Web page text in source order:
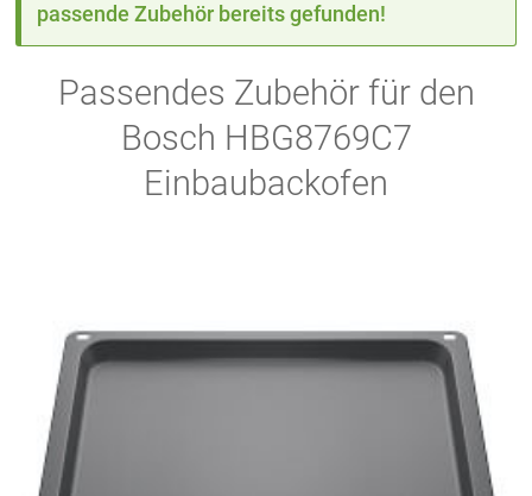
passende Zubehör bereits gefunden!
Passendes Zubehör für den
Bosch HBG8769C7
Einbaubackofen